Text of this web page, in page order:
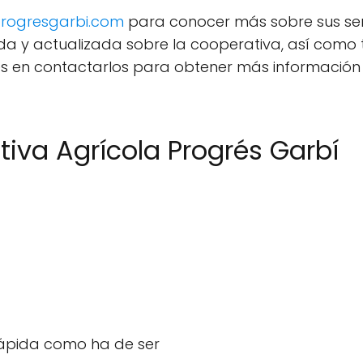
para conocer más sobre sus
y actualizada sobre la cooperativa, así
en contactarlos para obtener más
Agrícola Progrés Garbí
como ha de ser